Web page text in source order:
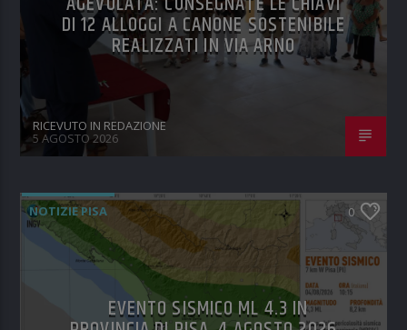
DI 12 ALLOGGI A CANONE SOSTENIBILE
REALIZZATI IN VIA ARNO
RICEVUTO IN REDAZIONE
5 AGOSTO 2026
NOTIZIE PISA 0
EVENTO SISMICO ML 4.3 IN